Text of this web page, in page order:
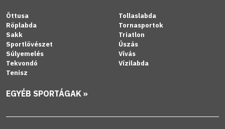
Öttusa
Röplabda
Sakk
Sportlövészet
Súlyemelés
Tekvondó
Tenisz
Tollaslabda
Tornasportok
Triatlon
Úszás
Vívás
Vízilabda
EGYÉB SPORTÁGAK »